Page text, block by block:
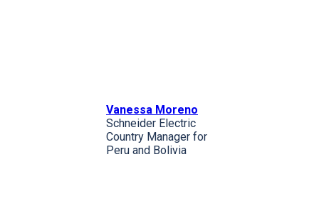
Vanessa Moreno
Schneider Electric
Country Manager for
Peru and Bolivia